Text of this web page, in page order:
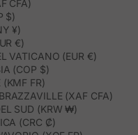
CFA)
$)
¥)
€)
VATICANO (EUR €)
(COP $)
(KMF FR)
(XAF CFA)
SUD (KRW ₩)
(CRC ₡)